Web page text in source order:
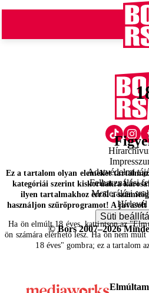
Ez a tartalom olyan elemeket
kategóriái szerint kiskorúakra
ilyen tartalmakhoz erről a
használjon szűrőprogramot! A
Ha ön elmúlt 18 éves, kattintson az
ön számára elérhető lesz. Ha ön nem
18 éves" gombra; ez a tartalom
Elmúltam
Adatvédelmi
Felhasználási
Moderálási
Hírlevél
Süti
© Bors 2007–2026